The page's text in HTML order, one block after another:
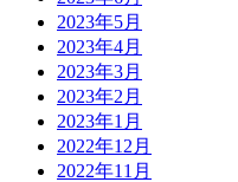
2023年5月
2023年4月
2023年3月
2023年2月
2023年1月
2022年12月
2022年11月